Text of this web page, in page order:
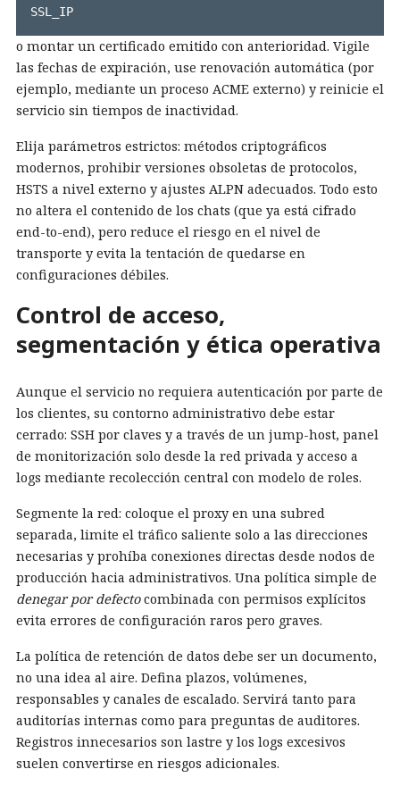
SSL_IP
o montar un certificado emitido con anterioridad. Vigile
las fechas de expiración, use renovación automática (por
ejemplo, mediante un proceso ACME externo) y reinicie el
servicio sin tiempos de inactividad.
Elija parámetros estrictos: métodos criptográficos
modernos, prohibir versiones obsoletas de protocolos,
HSTS a nivel externo y ajustes ALPN adecuados. Todo esto
no altera el contenido de los chats (que ya está cifrado
end-to-end), pero reduce el riesgo en el nivel de
transporte y evita la tentación de quedarse en
configuraciones débiles.
Control de acceso,
segmentación y ética operativa
Aunque el servicio no requiera autenticación por parte de
los clientes, su contorno administrativo debe estar
cerrado: SSH por claves y a través de un jump-host, panel
de monitorización solo desde la red privada y acceso a
logs mediante recolección central con modelo de roles.
Segmente la red: coloque el proxy en una subred
separada, limite el tráfico saliente solo a las direcciones
necesarias y prohíba conexiones directas desde nodos de
producción hacia administrativos. Una política simple de
denegar por defectocombinada con permisos explícitos
evita errores de configuración raros pero graves.
La política de retención de datos debe ser un documento,
no una idea al aire. Defina plazos, volúmenes,
responsables y canales de escalado. Servirá tanto para
auditorías internas como para preguntas de auditores.
Registros innecesarios son lastre y los logs excesivos
suelen convertirse en riesgos adicionales.